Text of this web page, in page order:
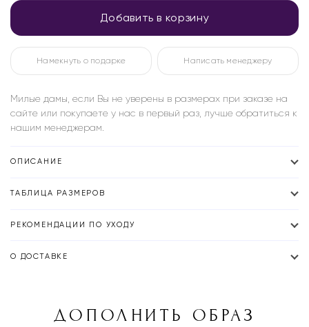
Добавить в корзину
Намекнуть о подарке Написать менеджеру
Милые дамы, если Вы не уверены в размерах при заказе на
сайте или покупаете у нас в первый раз, лучше обратиться к
нашим менеджерам.
ОПИСАНИЕ
ТАБЛИЦА РАЗМЕРОВ
РЕКОМЕНДАЦИИ ПО УХОДУ
О ДОСТАВКЕ
ДОПОЛНИТЬ ОБРАЗ